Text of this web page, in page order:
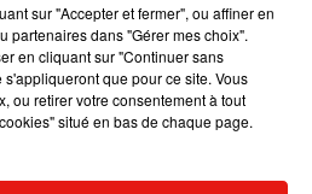
sur "Accepter et fermer", ou affiner en
partenaires dans "Gérer mes choix".
en cliquant sur "Continuer sans
que pour ce site. Vous
ou retirer votre consentement à tout
situé en bas de chaque page.